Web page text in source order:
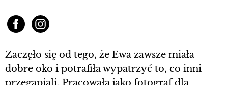
Zaczęło się od tego, że Ewa zawsze miała
dobre oko i potrafiła wypatrzyć to, co inni